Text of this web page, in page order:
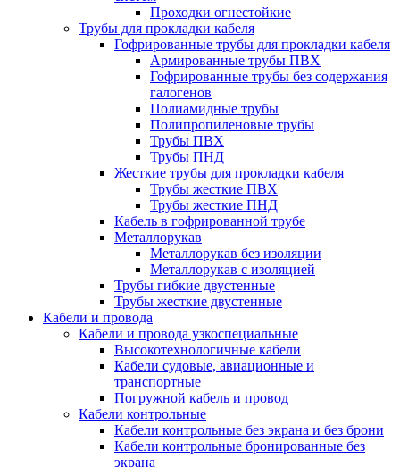
Проходки огнестойкие
Трубы для прокладки кабеля
Гофрированные трубы для прокладки кабеля
Армированные трубы ПВХ
Гофрированные трубы без содержания
галогенов
Полиамидные трубы
Полипропиленовые трубы
Трубы ПВХ
Трубы ПНД
Жесткие трубы для прокладки кабеля
Трубы жесткие ПВХ
Трубы жесткие ПНД
Кабель в гофрированной трубе
Металлорукав
Металлорукав без изоляции
Металлорукав с изоляцией
Трубы гибкие двустенные
Трубы жесткие двустенные
Кабели и провода
Кабели и провода узкоспециальные
Высокотехнологичные кабели
Кабели судовые, авиационные и
транспортные
Погружной кабель и провод
Кабели контрольные
Кабели контрольные без экрана и без брони
Кабели контрольные бронированные без
экрана